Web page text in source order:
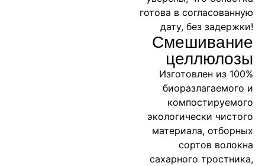
готова в согласованную
дату, без задержки!
Смешивание
целлюлозы
Изготовлен из 100%
биоразлагаемого и
компостируемого
экологически чистого
материала, отборных
сортов волокна
сахарного тростника,